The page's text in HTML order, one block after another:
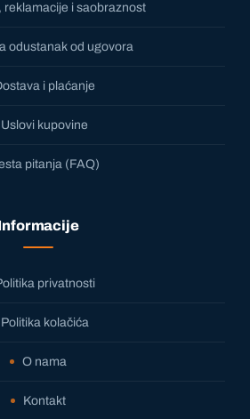
reklamacije i saobraznost
odustanak od ugovora
i plaćanje
Uslovi kupovine
pitanja (FAQ)
privatnosti
Politika kolačića
O nama
Kontakt